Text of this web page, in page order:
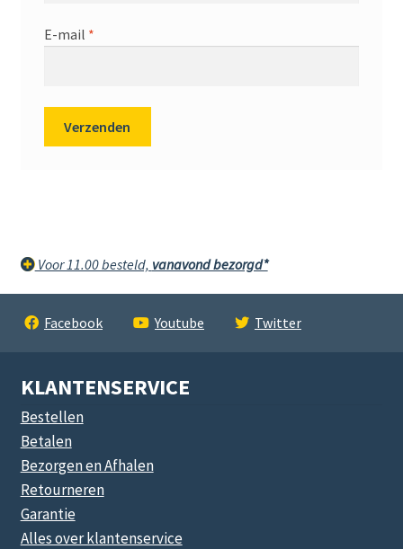
E-mail *
Voor 11.00 besteld, vanavond bezorgd*
Facebook Youtube Twitter
KLANTENSERVICE
Bestellen
Betalen
Bezorgen en Afhalen
Retourneren
Garantie
Alles over klantenservice